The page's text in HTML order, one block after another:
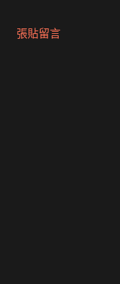
張貼留言